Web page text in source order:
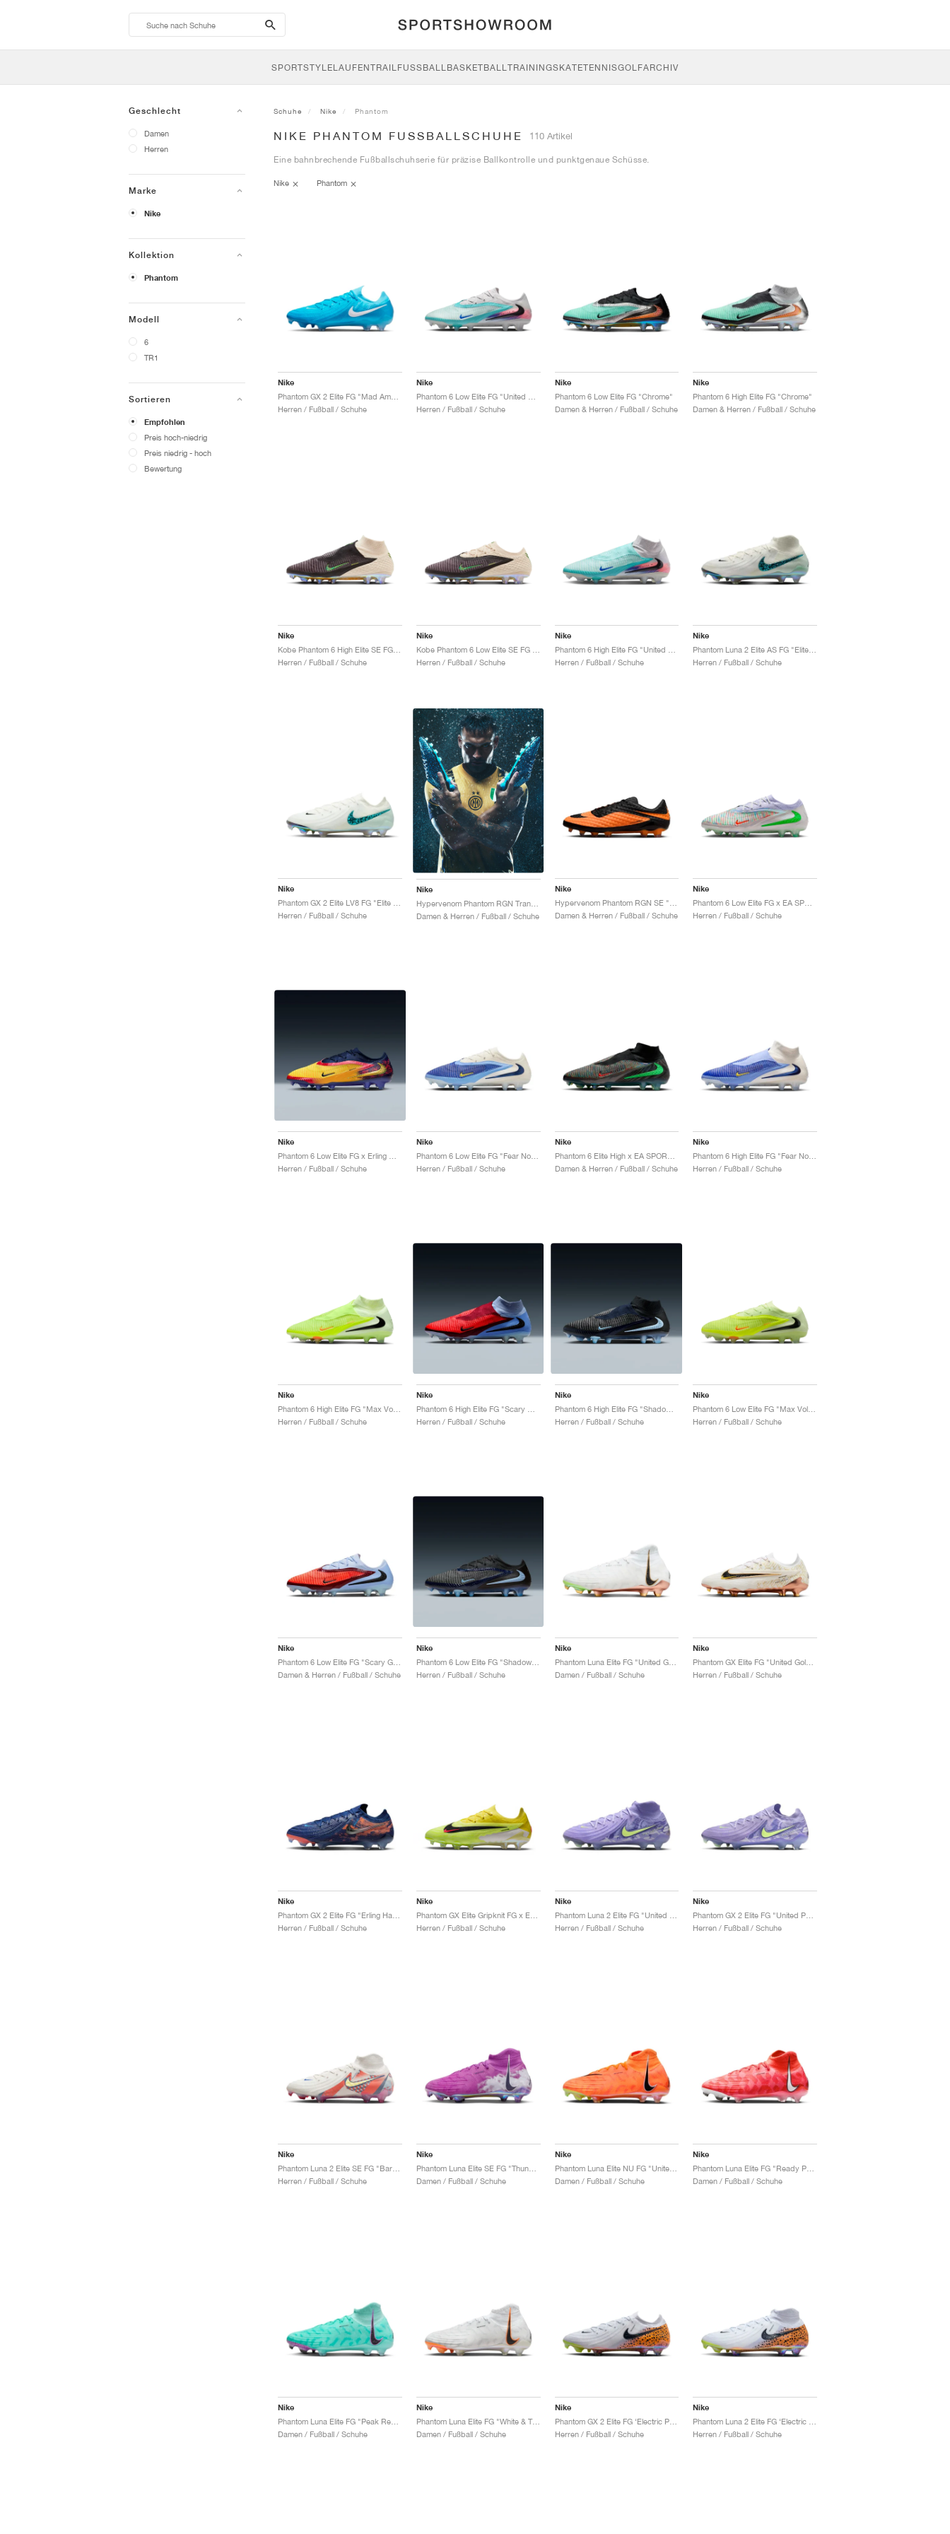
search-
btn
SPORTSTYLELAUFENTRAILFUSSBALL BASKETBALLTRAININGSKATETENNISGOLFARCHIV
Geschlecht
Damen
Herren
Marke
Nike
Kollektion
Phantom
Modell
6
TR1
Sortieren
Empfohlen
Preis hoch-niedrig
Preis niedrig - hoch
Bewertung
Schuhe Nike Phantom
NIKE PHANTOM FUSSBALLSCHUHE 110 Artikel
Eine bahnbrechende Fußballschuhserie für präzise Ballkontrolle und punktgenaue Schüsse.
Nike Phantom
Nike
Herren / Fußball / Schuhe
Nike
Herren / Fußball / Schuhe
Nike
Phantom 6 Low Elite FG "Chrome"
Damen & Herren / Fußball / Schuhe
Nike
Phantom 6 High Elite FG "Chrome"
Damen & Herren / Fußball / Schuhe
Nike
Herren / Fußball / Schuhe
Nike
Herren / Fußball / Schuhe
Nike
Herren / Fußball / Schuhe
Nike
Herren / Fußball / Schuhe
Nike
Herren / Fußball / Schuhe
Nike
Hypervenom Phantom RGN Transform "Hydra"
Damen & Herren / Fußball / Schuhe
Nike
Damen & Herren / Fußball / Schuhe
Nike
Herren / Fußball / Schuhe
Nike
Herren / Fußball / Schuhe
Nike
Phantom 6 Low Elite FG "Fear Nothing Pack"
Herren / Fußball / Schuhe
Nike
Damen & Herren / Fußball / Schuhe
Nike
Herren / Fußball / Schuhe
Nike
Herren / Fußball / Schuhe
Nike
Herren / Fußball / Schuhe
Nike
Phantom 6 High Elite FG "Shadow Pack"
Herren / Fußball / Schuhe
Nike
Herren / Fußball / Schuhe
Nike
Damen & Herren / Fußball / Schuhe
Nike
Phantom 6 Low Elite FG "Shadow Pack"
Herren / Fußball / Schuhe
Nike
Phantom Luna Elite FG "United Golden Pack"
Damen / Fußball / Schuhe
Nike
Herren / Fußball / Schuhe
Nike
Herren / Fußball / Schuhe
Nike
Phantom GX Elite Gripknit FG x Erling Haaland "Sonic Yellow"
Herren / Fußball / Schuhe
Nike
Herren / Fußball / Schuhe
Nike
Herren / Fußball / Schuhe
Nike
Herren / Fußball / Schuhe
Nike
Phantom Luna Elite SE FG "Thunder Pack"
Damen / Fußball / Schuhe
Nike
Phantom Luna Elite NU FG "United Pack"
Damen / Fußball / Schuhe
Nike
Damen / Fußball / Schuhe
Nike
Damen / Fußball / Schuhe
Nike
Phantom Luna Elite FG "White & Total Orange'"
Damen / Fußball / Schuhe
Nike
Phantom GX 2 Elite FG ‘Electric Pack’ "Safari"
Herren / Fußball / Schuhe
Nike
Herren / Fußball / Schuhe